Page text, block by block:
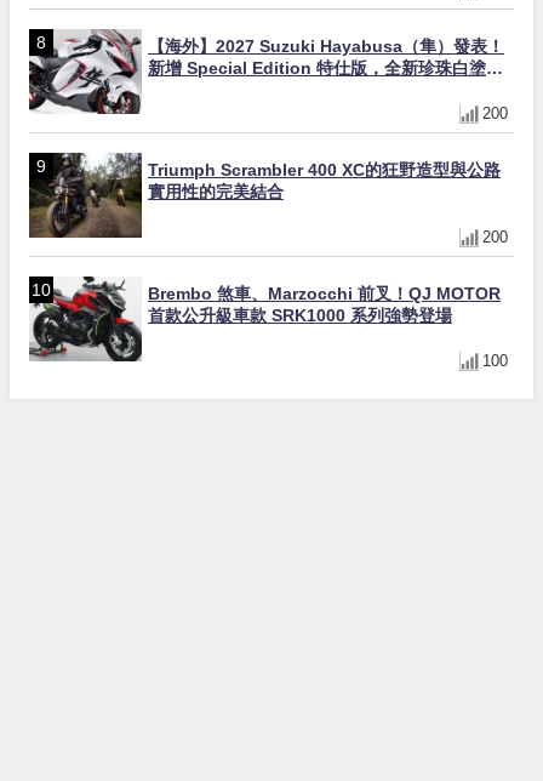
【海外】2027 Suzuki Hayabusa（隼）發表！
新增 Special Edition 特仕版，全新珍珠白塗裝
200
Triumph Scrambler 400 XC的狂野造型與公路
實用性的完美結合
200
Brembo 煞車、Marzocchi 前叉！QJ MOTOR
首款公升級車款 SRK1000 系列強勢登場
100